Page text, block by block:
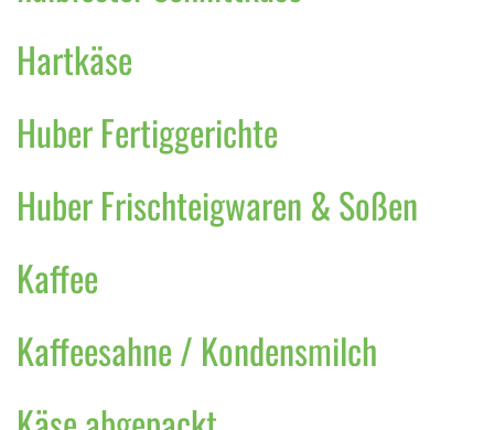
Hartkäse
Huber Fertiggerichte
Huber Frischteigwaren & Soßen
Kaffee
Kaffeesahne / Kondensmilch